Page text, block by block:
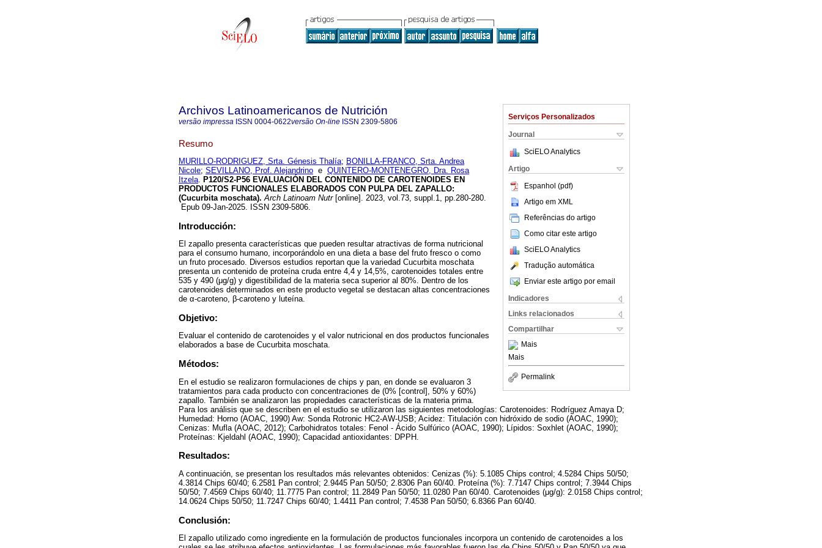
Serviços Personalizados
Journal
SciELO Analytics
Artigo
Espanhol (pdf)
Artigo em XML
Referências do artigo
Como citar este artigo
SciELO Analytics
Tradução automática
Enviar este artigo por email
Indicadores
Links relacionados
Compartilhar
Mais
Mais
Permalink
Archivos Latinoamericanos de Nutrición
versão impressa ISSN 0004-0622versão On-line ISSN 2309-5806
Resumo
MURILLO-RODRIGUEZ, Srta. Génesis Thalía; BONILLA-FRANCO, Srta. Andrea
Nicole; SEVILLANO, Prof. Alejandrino e QUINTERO-MONTENEGRO, Dra. Rosa
Itzela. P120/S2-P56 EVALUACIÓN DEL CONTENIDO DE CAROTENOIDES EN
PRODUCTOS FUNCIONALES ELABORADOS CON PULPA DEL ZAPALLO:
(Cucurbita moschata). Arch Latinoam Nutr[online]. 2023, vol.73, suppl.1, pp.280-280.
Epub 09-Jan-2025. ISSN 2309-5806.
Introducción:
El zapallo presenta características que pueden resultar atractivas de forma nutricional
para el consumo humano, incorporándolo en una dieta a base del fruto fresco o como
un fruto procesado. Diversos estudios reportan que la variedad Cucurbita moschata
presenta un contenido de proteína cruda entre 4,4 y 14,5%, carotenoides totales entre
535 y 490 (μg/g) y digestibilidad de la materia seca superior al 80%. Dentro de los
carotenoides determinados en este producto vegetal se destacan altas concentraciones
de α-caroteno, β-caroteno y luteína.
Objetivo:
Evaluar el contenido de carotenoides y el valor nutricional en dos productos funcionales
elaborados a base de Cucurbita moschata.
Métodos:
En el estudio se realizaron formulaciones de chips y pan, en donde se evaluaron 3
tratamientos para cada producto con concentraciones de (0% [control], 50% y 60%)
zapallo. También se analizaron las propiedades características de la materia prima.
Para los análisis que se describen en el estudio se utilizaron las siguientes metodologías: Carotenoides: Rodríguez Amaya D;
Humedad: Horno (AOAC, 1990) Aw: Sonda Rotronic HC2-AW-USB; Acidez: Titulación con hidróxido de sodio (AOAC, 1990);
Cenizas: Mufla (AOAC, 2012); Carbohidratos totales: Fenol - Ácido Sulfúrico (AOAC, 1990); Lípidos: Soxhlet (AOAC, 1990);
Proteínas: Kjeldahl (AOAC, 1990); Capacidad antioxidantes: DPPH.
Resultados:
A continuación, se presentan los resultados más relevantes obtenidos: Cenizas (%): 5.1085 Chips control; 4.5284 Chips 50/50;
4.3814 Chips 60/40; 6.2581 Pan control; 2.9445 Pan 50/50; 2.8306 Pan 60/40. Proteína (%): 7.7147 Chips control; 7.3944 Chips
50/50; 7.4569 Chips 60/40; 11.7775 Pan control; 11.2849 Pan 50/50; 11.0280 Pan 60/40. Carotenoides (μg/g): 2.0158 Chips control;
14.0624 Chips 50/50; 11.7247 Chips 60/40; 1.4411 Pan control; 7.4538 Pan 50/50; 6.8366 Pan 60/40.
Conclusión:
El zapallo utilizado como ingrediente en la formulación de productos funcionales incorpora un contenido de carotenoides a los